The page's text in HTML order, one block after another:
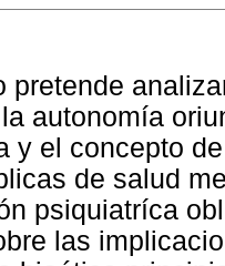
pretende
autonomía
y el concepto
de salud
psiquiatríca
las